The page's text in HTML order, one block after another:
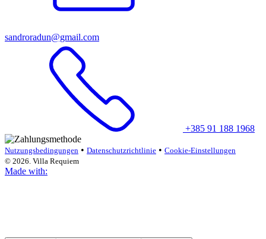
sandroradun@gmail.com
+385 91 188 1968
Nutzungsbedingungen • Datenschutzrichtlinie • Cookie-Einstellungen
© 2026. Villa Requiem
Made with: